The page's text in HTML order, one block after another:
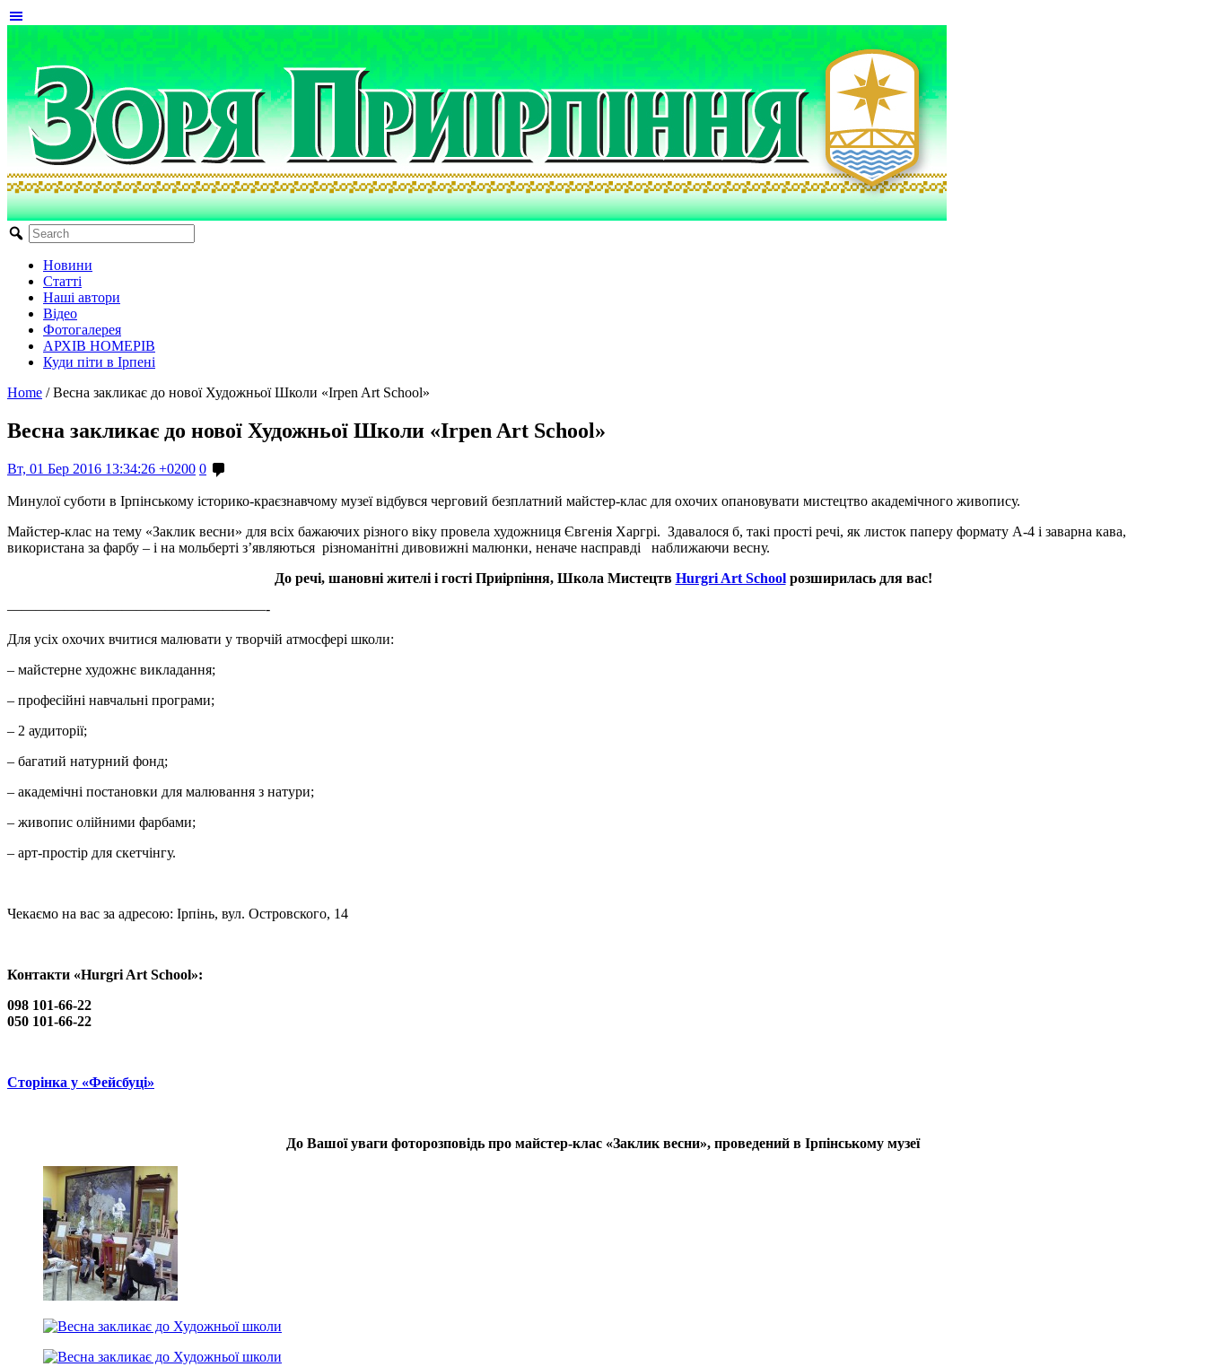
Новини
Статті
Наші автори
Відео
Фотогалерея
АРХІВ НОМЕРІВ
Куди піти в Ірпені
Home / Весна закликає до нової Художньої Школи «Irpen Art School»
Весна закликає до нової Художньої Школи «Irpen Art School»
Вт, 01 Бер 2016 13:34:26 +0200 0
Минулої суботи в Ірпінському історико-краєзнавчому музеї відбувся черговий безплатний майстер-клас для охочих опановувати мистецтво академічного живопису.
Майстер-клас на тему «Заклик весни» для всіх бажаючих різного віку провела художниця Євгенія Харгрі. Здавалося б, такі прості речі, як листок паперу формату А-4 і заварна кава,
використана за фарбу – і на мольберті з’являються різноманітні дивовижні малюнки, неначе насправді наближаючи весну.
До речі, шановні жителі і гості Приірпіння, Школа Мистецтв Hurgri Art Schoolрозширилась для вас!
——————————————————-
Для усіх охочих вчитися малювати у творчій атмосфері школи:
– майстерне художнє викладання;
– професійні навчальні програми;
– 2 аудиторії;
– багатий натурний фонд;
– академічні постановки для малювання з натури;
– живопис олійними фарбами;
– арт-простір для скетчінгу.
Чекаємо на вас за адресою: Ірпінь, вул. Островского, 14
Контакти «Hurgri Art School»:
098 101-66-22
050 101-66-22
Сторінка у «Фейсбуці»
До Вашої уваги фоторозповідь про майстер-клас «Заклик весни», проведений в Ірпінському музеї